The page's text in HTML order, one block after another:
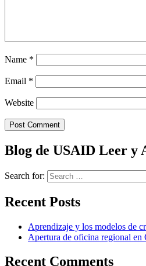
Name *
Email *
Website
Blog de USAID Leer y
Search for:
Recent Posts
Aprendizaje y los modelos de
Apertura de oficina regional en
Recent Comments